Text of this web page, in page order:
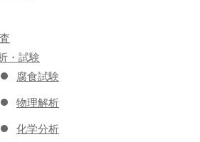
・試験
腐食試験
物理解析
化学分析